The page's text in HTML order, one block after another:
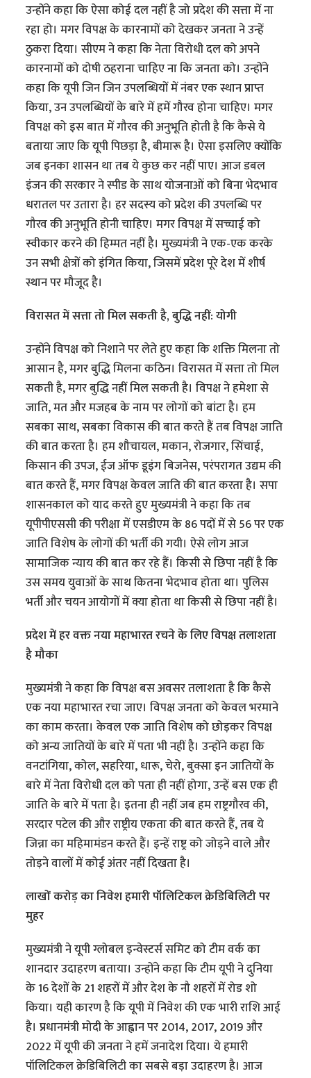
उन्होंने कहा कि ऐसा कोई दल नहीं है जो प्रदेश की सत्ता में ना
रहा हो। मगर विपक्ष के कारनामों को देखकर जनता ने उन्हें
ठुकरा दिया। सीएम ने कहा कि नेता विरोधी दल को अपने
कारनामों को दोषी ठहराना चाहिए ना कि जनता को। उन्होंने
कहा कि यूपी जिन जिन उपलब्धियों में नंबर एक स्थान प्राप्त
किया, उन उपलब्धियों के बारे में हमें गौरव होना चाहिए। मगर
विपक्ष को इस बात में गौरव की अनुभूति होती है कि कैसे ये
बताया जाए कि यूपी पिछड़ा है, बीमारू है। ऐसा इसलिए क्योंकि
जब इनका शासन था तब ये कुछ कर नहीं पाए। आज डबल
इंजन की सरकार ने स्पीड के साथ योजनाओं को बिना भेदभाव
धरातल पर उतारा है। हर सदस्य को प्रदेश की उपलब्धि पर
गौरव की अनुभूति होनी चाहिए। मगर विपक्ष में सच्चाई को
स्वीकार करने की हिम्मत नहीं है। मुख्यमंत्री ने एक-एक करके
उन सभी क्षेत्रों को इंगित किया, जिसमें प्रदेश पूरे देश में शीर्ष
स्थान पर मौजूद है।
विरासत में सत्ता तो मिल सकती है, बुद्धि नहीं: योगी
उन्होंने विपक्ष को निशाने पर लेते हुए कहा कि शक्ति मिलना तो
आसान है, मगर बुद्धि मिलना कठिन। विरासत में सत्ता तो मिल
सकती है, मगर बुद्धि नहीं मिल सकती है। विपक्ष ने हमेशा से
जाति, मत और मजहब के नाम पर लोगों को बांटा है। हम
सबका साथ, सबका विकास की बात करते हैं तब विपक्ष जाति
की बात करता है। हम शौचायल, मकान, रोजगार, सिंचाई,
किसान की उपज, ईज ऑफ डूइंग बिजनेस, परंपरागत उद्यम की
बात करते हैं, मगर विपक्ष केवल जाति की बात करता है। सपा
शासनकाल को याद करते हुए मुख्यमंत्री ने कहा कि तब
यूपीपीएससी की परीक्षा में एसडीएम के 86 पदों में से 56 पर एक
जाति विशेष के लोगों की भर्ती की गयी। ऐसे लोग आज
सामाजिक न्याय की बात कर रहे हैं। किसी से छिपा नहीं है कि
उस समय युवाओं के साथ कितना भेदभाव होता था। पुलिस
भर्ती और चयन आयोगों में क्या होता था किसी से छिपा नहीं है।
प्रदेश में हर वक्त नया महाभारत रचने के लिए विपक्ष तलाशता
है मौका
मुख्यमंत्री ने कहा कि विपक्ष बस अवसर तलाशता है कि कैसे
एक नया महाभारत रचा जाए। विपक्ष जनता को केवल भरमाने
का काम करता। केवल एक जाति विशेष को छोड़कर विपक्ष
को अन्य जातियों के बारे में पता भी नहीं है। उन्होंने कहा कि
वनटांगिया, कोल, सहरिया, धारू, चेरो, बुक्सा इन जातियों के
बारे में नेता विरोधी दल को पता ही नहीं होगा, उन्हें बस एक ही
जाति के बारे में पता है। इतना ही नहीं जब हम राष्ट्रगौरव की,
सरदार पटेल की और राष्ट्रीय एकता की बात करते हैं, तब ये
जिन्ना का महिमामंडन करते हैं। इन्हें राष्ट्र को जोड़ने वाले और
तोड़ने वालों में कोई अंतर नहीं दिखता है।
लाखों करोड़ का निवेश हमारी पॉलिटिकल क्रेडिबिलिटी पर
मुहर
मुख्यमंत्री ने यूपी ग्लोबल इन्वेस्टर्स समिट को टीम वर्क का
शानदार उदाहरण बताया। उन्होंने कहा कि टीम यूपी ने दुनिया
के 16 देशों के 21 शहरों में और देश के नौ शहरों में रोड शो
किया। यही कारण है कि यूपी में निवेश की एक भारी राशि आई
है। प्रधानमंत्री मोदी के आह्वान पर 2014, 2017, 2019 और
2022 में यूपी की जनता ने हमें जनादेश दिया। ये हमारी
पॉलिटिकल क्रेडिबिलिटी का सबसे बड़ा उदाहरण है। आज